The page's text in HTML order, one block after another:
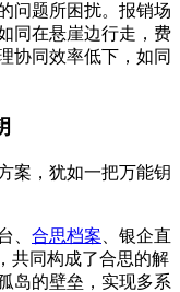
问题所困扰。报销场
同在悬崖边行走，费
协同效率低下，如同
案，犹如一把万能钥
、 合思档案 、银企直
共同构成了合思的解
岛的壁垒，实现多系